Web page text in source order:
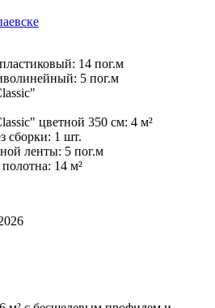
14 пог.м
5 пог.м
цветной 350 см: 4 м²
сборки: 1 шт.
ленты: 5 пог.м
14 м²